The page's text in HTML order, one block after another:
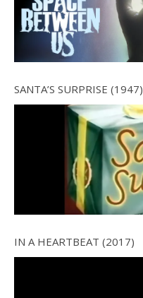
SANTA’S SURPRISE (1947)
IN A HEARTBEAT (2017)